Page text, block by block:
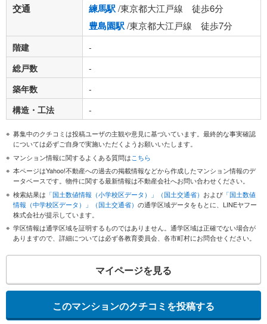
交通 練馬駅/東京都大江戸線 徒歩6分
豊島園駅/東京都大江戸線 徒歩7分
階建
-
総戸数
-
築年数
-
構造・工法
-
募集中のクチコミは投稿ユーザの主観や意見に基づいています。最終的な事実確認
については必ずご自身で実施いただくようお願いいたします。
マンション情報に関するよくある質問はこちら
本ページはYahoo!不動産への過去の掲載情報などから作成したマンション情報のデ
ータベースです。物件に関する最新情報は不動産会社へお問い合わせください。
検索結果は 「国土数値情報（小学校区データ）」（国土交通省） および 「国土数値
情報（中学校区データ）」（国土交通省） の通学区域データをもとに、LINEヤフー
株式会社が提示しています。
学区情報は通学区域を証明するものではありません。通学区域は正確でない場合が
ありますので、詳細については必ず各教育委員会、各市町村にお問合せください。
マイページを見る
このマンションのクチコミを投稿する